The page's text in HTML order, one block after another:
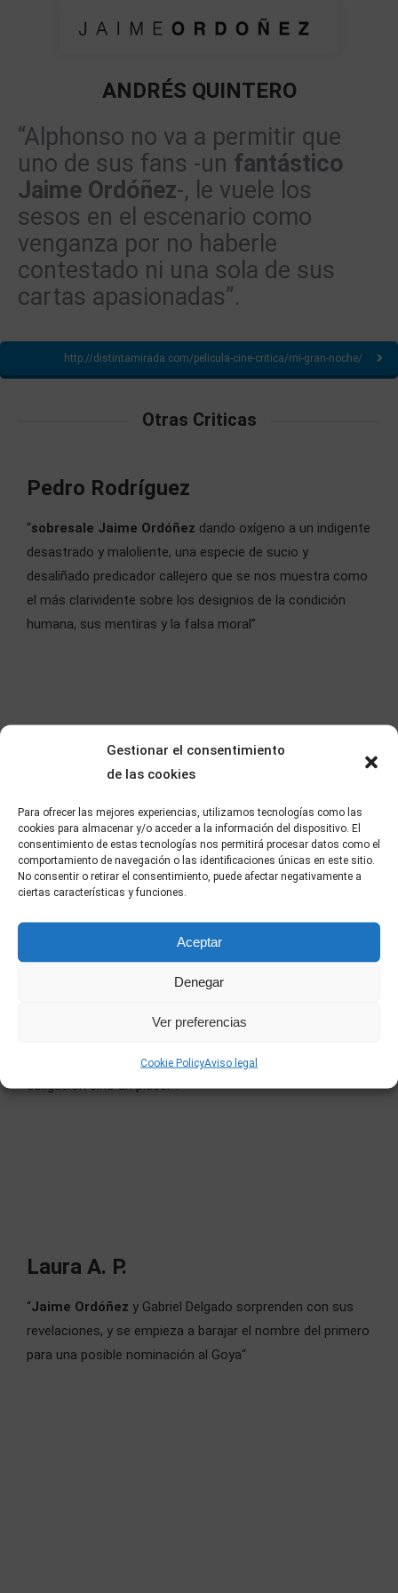
Gestionar el consentimiento
de las cookies
Para ofrecer las mejores experiencias, utilizamos tecnologías como las
cookies para almacenar y/o acceder a la información del dispositivo. El
consentimiento de estas tecnologías nos permitirá procesar datos como el
comportamiento de navegación o las identificaciones únicas en este sitio.
No consentir o retirar el consentimiento, puede afectar negativamente a
ciertas características y funciones.
Aceptar
Denegar
Ver preferencias
Cookie PolicyAviso legal
ANDRÉS QUINTERO
“Alphonso no va a permitir que
uno de sus fans -un fantástico
Jaime Ordóñez-, le vuele los
sesos en el escenario como
venganza por no haberle
contestado ni una sola de sus
cartas apasionadas”.
http://distintamirada.com/pelicula-cine-critica/mi-gran-noche/
Otras Criticas
Pedro Rodríguez
“sobresale Jaime Ordóñez dando oxígeno a un indigente
desastrado y maloliente, una especie de sucio y
desaliñado predicador callejero que se nos muestra como
el más clarividente sobre los designios de la condición
humana, sus mentiras y la falsa moral”
LACAJADMÚSICA
tenemos un referente clásico de la mano de Jose Mota,
pero como actor para nosotroses uno de los mayores
descubrimientos de esta película
atormentado, intenso, divertido, que ofrece el
Hugo Silva. Seguirlo la pista a partir de ahora no es una
obligación sino un placer”.
Laura A. P.
“Jaime Ordóñez y Gabriel Delgado sorprenden con sus
revelaciones, y se empieza a barajar el nombre del primero
para una posible nominación al Goya“